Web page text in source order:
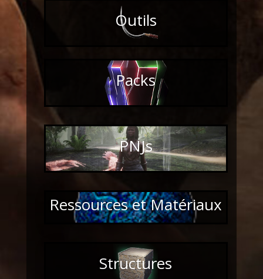
Outils
Packs
PNJs
Ressources et Matériaux
Structures